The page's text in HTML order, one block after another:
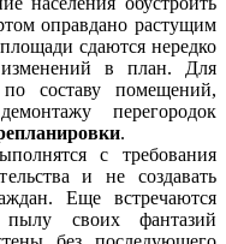
оправдано растущим
сдаются нередко
в план. Для
составу помещений,
перегородок
.
с требования
и не создавать
Еще встречаются
своих фантазий